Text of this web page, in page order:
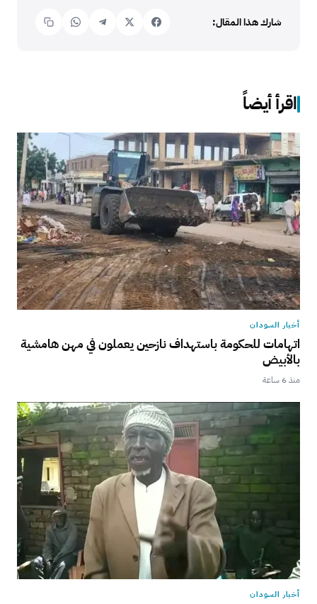
شارك هذا المقال:
اقرأ أيضاً
أخبار السودان
اتهامات للحكومة باستهداف نازحين يعملون في مهن هامشية
بالأبيض
منذ 6 ساعة
أخبار السودان